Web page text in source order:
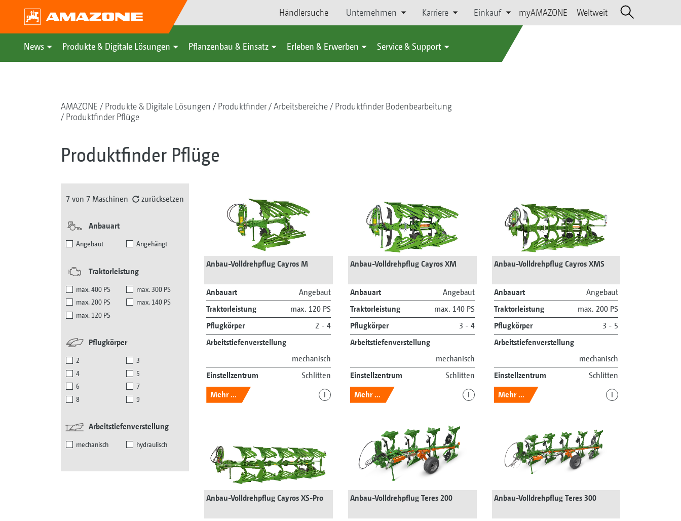
Händlersuche Unternehmen Karriere Einkauf myAMAZONE Weltweit
News Produkte & Digitale Lösungen Pflanzenbau & Einsatz Erleben & Erwerben Service & Support
AMAZONE Produkte & Digitale Lösungen Produktfinder Arbeitsbereiche
Produktfinder Bodenbearbeitung
Produktfinder Pflüge
Produktfinder Pflüge
7von 7 Maschinen zurücksetzen
Anbauart
Angebaut Angehängt
Traktorleistung
max. 400 PS
max. 300 PS
max. 200 PS
max. 140 PS
max. 120 PS
Pflugkörper
2
3
4
5
6
7
8
9
Arbeitstiefenverstellung
mechanisch hydraulisch
Anbau-Volldrehpflug Cayros M
Anbauart
Angebaut
Traktorleistung
max. 120 PS
Pflugkörper
2 - 4
Arbeitstiefenverstellung
mechanisch
Einstellzentrum
Schlitten
Mehr ...
i
Anbau-Volldrehpflug Cayros XM
Anbauart
Angebaut
Traktorleistung
max. 140 PS
Pflugkörper
3 - 4
Arbeitstiefenverstellung
mechanisch
Einstellzentrum
Schlitten
Mehr ...
i
Anbau-Volldrehpflug Cayros XMS
Anbauart
Angebaut
Traktorleistung
max. 200 PS
Pflugkörper
3 - 5
Arbeitstiefenverstellung
mechanisch
Einstellzentrum
Schlitten
Mehr ...
i
Anbau-Volldrehpflug Cayros XS-Pro Anbau-Volldrehpflug Teres 200 Anbau-Volldrehpflug Teres 300